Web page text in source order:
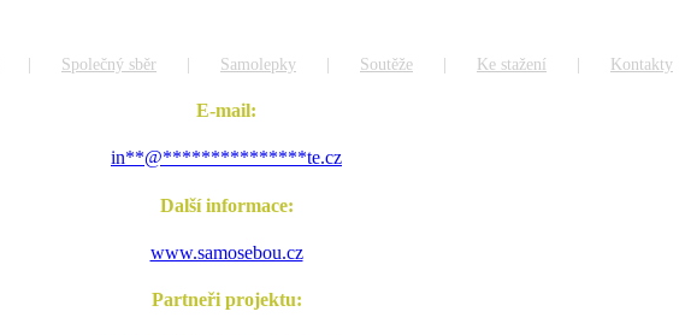
Společný sběr Samolepky Soutěže Ke stažení Kontakty
E-mail:
in**@***************te.cz
Další informace:
www.samosebou.cz
Partneři projektu: